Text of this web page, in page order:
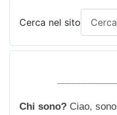
Cerca nel sito
Chi sono? Ciao, sono